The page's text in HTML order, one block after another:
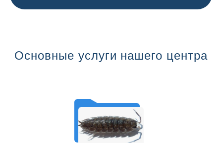
Основные услуги нашего центра